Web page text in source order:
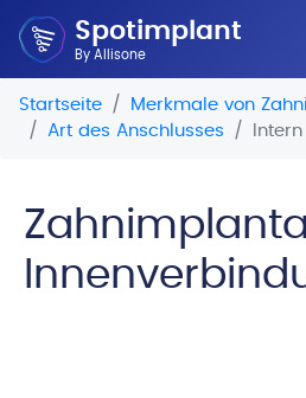
Spotimplant
By Allisone
Startseite
Merkmale von
Art des Anschlusses
Intern